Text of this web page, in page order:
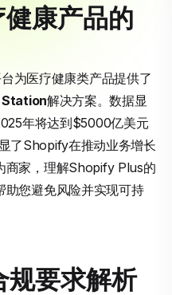
康产品的
为医疗健康类产品提供了
解决方案。数据显
年将达到$5000亿美元
了Shopify在推动业务增长
商家，理解Shopify Plus的
助您避免风险并实现可持
规要求解析